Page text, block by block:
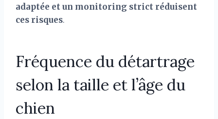
adaptée et un monitoring strict réduisent
ces risques.
Fréquence du détartrage
selon la taille et l’âge du
chien